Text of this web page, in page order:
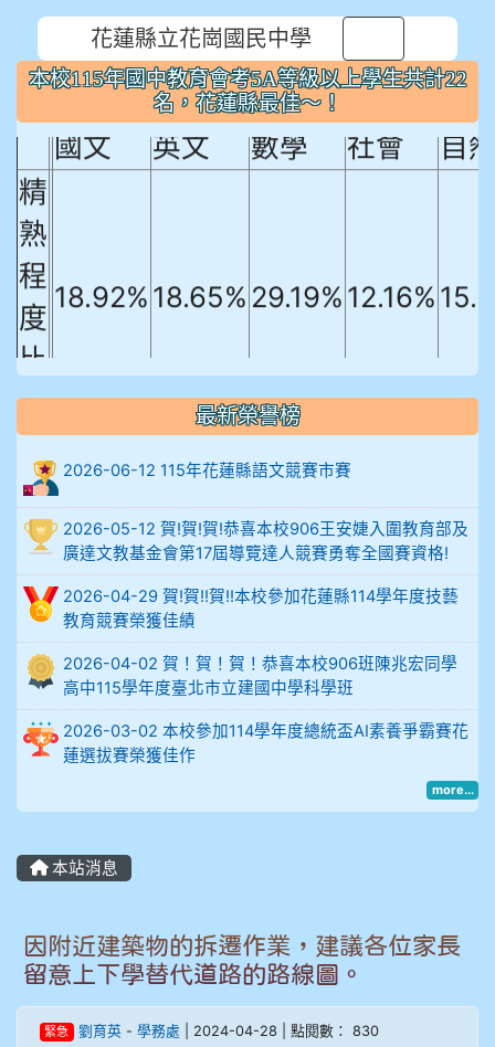
花蓮縣立花崗國民中學
本校115年國中教育會考5A等級以上學生共計22
名，花蓮縣最佳～！
本校115年國中教育會考5A等級以上
學生共計22名，花蓮縣最佳～！
國文
英文 數學 社會
自
精
熟
程
度
比
例
18.92% 18.65% 29.19% 12.16%
906陳兆宏 5A10+ 作文5
912余 嘉 5A10+
914謝佩臻 5A10+
902蘇奕愷
903陳品帆
904彭子庭
905蔣昇和
905周沛蓉
905鄭瑀安
907張晏寧
908彭主豪
最新榮譽榜
2026-06-12 115年花蓮縣語文競賽市賽
2026-05-12 賀!賀!賀!恭喜本校906王安婕入圍教育部及
廣達文教基金會第17屆導覽達人競賽勇奪全國賽資格!
2026-04-29 賀!賀!!賀!!本校參加花蓮縣114學年度技藝
教育競賽榮獲佳績
2026-04-02 賀！賀！賀！恭喜本校906班陳兆宏同學
高中115學年度臺北市立建國中學科學班
2026-03-02 本校參加114學年度總統盃AI素養爭霸賽花
蓮選拔賽榮獲佳作
more...
本站消息
因附近建築物的拆遷作業，建議各位家長
留意上下學替代道路的路線圖。
緊急 劉育英- 學務處 | 2024-04-28 | 點閱數： 830